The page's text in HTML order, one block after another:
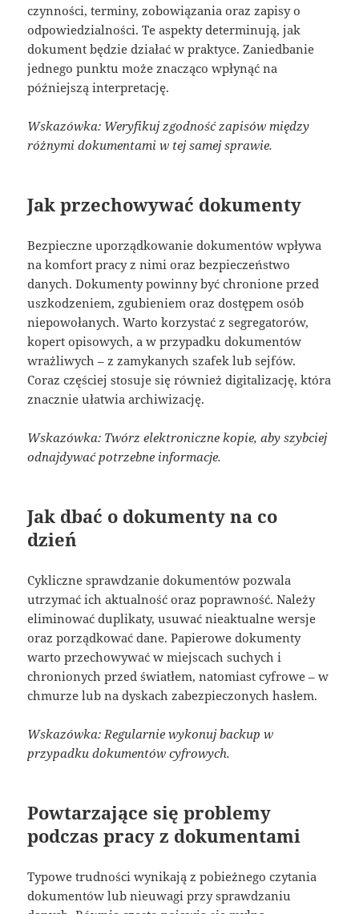
czynności, terminy, zobowiązania oraz zapisy o
odpowiedzialności. Te aspekty determinują, jak
dokument będzie działać w praktyce. Zaniedbanie
jednego punktu może znacząco wpłynąć na
późniejszą interpretację.
Wskazówka: Weryfikuj zgodność zapisów między
różnymi dokumentami w tej samej sprawie.
Jak przechowywać dokumenty
Bezpieczne uporządkowanie dokumentów wpływa
na komfort pracy z nimi oraz bezpieczeństwo
danych. Dokumenty powinny być chronione przed
uszkodzeniem, zgubieniem oraz dostępem osób
niepowołanych. Warto korzystać z segregatorów,
kopert opisowych, a w przypadku dokumentów
wrażliwych – z zamykanych szafek lub sejfów.
Coraz częściej stosuje się również digitalizację, która
znacznie ułatwia archiwizację.
Wskazówka: Twórz elektroniczne kopie, aby szybciej
odnajdywać potrzebne informacje.
Jak dbać o dokumenty na co
dzień
Cykliczne sprawdzanie dokumentów pozwala
utrzymać ich aktualność oraz poprawność. Należy
eliminować duplikaty, usuwać nieaktualne wersje
oraz porządkować dane. Papierowe dokumenty
warto przechowywać w miejscach suchych i
chronionych przed światłem, natomiast cyfrowe – w
chmurze lub na dyskach zabezpieczonych hasłem.
Wskazówka: Regularnie wykonuj backup w
przypadku dokumentów cyfrowych.
Powtarzające się problemy
podczas pracy z dokumentami
Typowe trudności wynikają z pobieżnego czytania
dokumentów lub nieuwagi przy sprawdzaniu